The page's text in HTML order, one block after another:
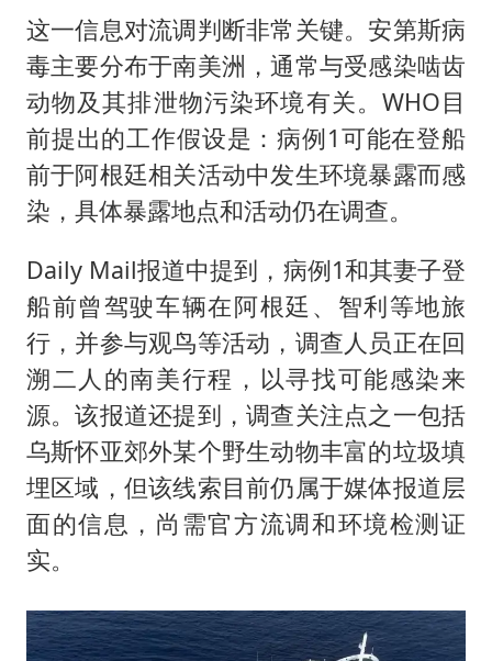
这一信息对流调判断非常关键。安第斯病
毒主要分布于南美洲，通常与受感染啮齿
动物及其排泄物污染环境有关。WHO目
前提出的工作假设是：病例1可能在登船
前于阿根廷相关活动中发生环境暴露而感
染，具体暴露地点和活动仍在调查。
Daily Mail报道中提到，病例1和其妻子登
船前曾驾驶车辆在阿根廷、智利等地旅
行，并参与观鸟等活动，调查人员正在回
溯二人的南美行程，以寻找可能感染来
源。该报道还提到，调查关注点之一包括
乌斯怀亚郊外某个野生动物丰富的垃圾填
埋区域，但该线索目前仍属于媒体报道层
面的信息，尚需官方流调和环境检测证
实。